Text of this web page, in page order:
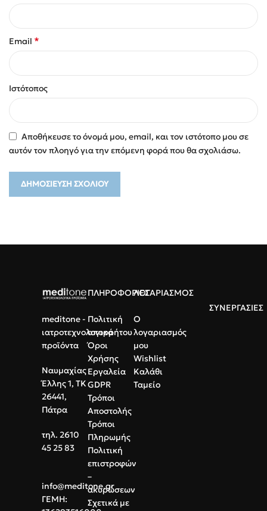
Email *
Ιστότοπος
Αποθήκευσε το όνομά μου, email, και τον ιστότοπο μου σε
αυτόν τον πλοηγό για την επόμενη φορά που θα σχολιάσω.
meditone -
ιατροτεχνολογικά
προϊόντα
Ναυμαχίας
Έλλης 1, ΤΚ
26441,
Πάτρα
τηλ. 2610
45 25 83
info@meditone.gr
ΓΕΜΗ:
ΠΛΗΡΟΦΟΡΙΕΣ
Πολιτική
απορρήτου
Όροι
Χρήσης
Εργαλεία
GDPR
Τρόποι
Αποστολής
Τρόποι
Πληρωμής
Πολιτική
επιστροφών
–
ακυρώσεων
Σχετικά με
ΛΟΓΑΡΙΑΣΜΟΣ
Ο
λογαριασμός
μου
Wishlist
Καλάθι
Ταμείο
ΣΥΝΕΡΓΑΣΙΕΣ